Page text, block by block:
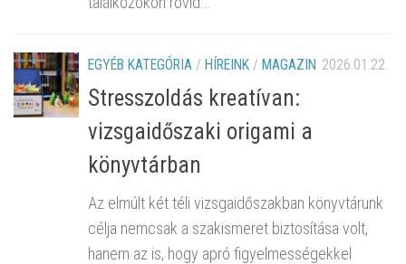
EGYÉB KATEGÓRIA / HÍREINK / MAGAZIN 2026.01.22.
Stresszoldás kreatívan:
vizsgaidőszaki origami a
könyvtárban
Az elmúlt két téli vizsgaidőszakban könyvtárunk
célja nemcsak a szakismeret biztosítása volt,
hanem az is, hogy apró figyelmességekkel